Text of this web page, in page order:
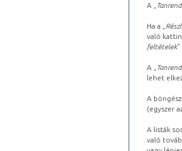
A „
Ha a „
való
feltételek
A „
lehet
A
(egyszer
A listák
való